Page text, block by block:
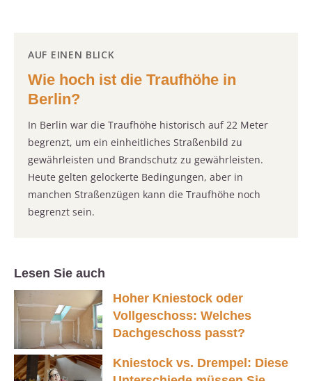
AUF EINEN BLICK
Wie hoch ist die Traufhöhe in
Berlin?
In Berlin war die Traufhöhe historisch auf 22 Meter
begrenzt, um ein einheitliches Straßenbild zu
gewährleisten und Brandschutz zu gewährleisten.
Heute gelten gelockerte Bedingungen, aber in
manchen Straßenzügen kann die Traufhöhe noch
begrenzt sein.
Lesen Sie auch
Hoher Kniestock oder
Vollgeschoss: Welches
Dachgeschoss passt?
Kniestock vs. Drempel: Diese